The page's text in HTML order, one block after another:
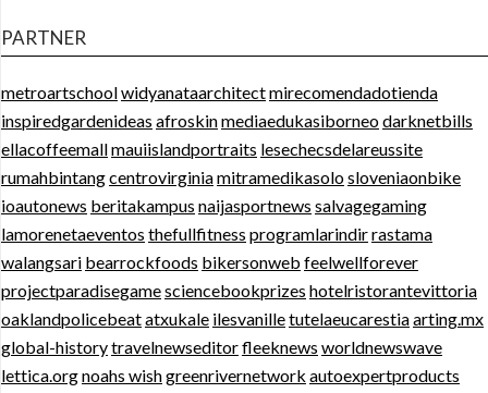
PARTNER
metroartschoolwidyanataarchitectmirecomendadotienda
inspiredgardenideas afroskinmediaedukasiborneodarknetbills
ellacoffeemallmauiislandportraits lesechecsdelareussite
rumahbintangcentrovirginiamitramedikasolosloveniaonbike
ioautonews beritakampus naijasportnews salvagegaming
lamorenetaeventos thefullfitness programlarindirrastama
walangsari bearrockfoods bikersonweb feelwellforever
projectparadisegamesciencebookprizes hotelristorantevittoria
oaklandpolicebeatatxukale ilesvanilletutelaeucarestiaarting.mx
global-historytravelnewseditorfleeknews worldnewswave
lettica.orgnoahs wishgreenrivernetwork autoexpertproducts